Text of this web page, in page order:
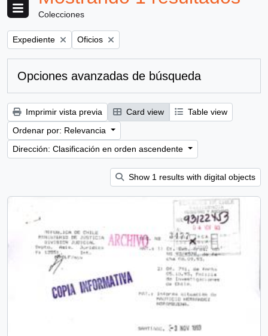
Colecciones
Remove filter:
Expediente Remove filter:
Oficios
Opciones avanzadas de búsqueda
Imprimir vista previa Card view
Table view
Ordenar por: Relevancia
Dirección: Clasificación en orden ascendente
Show 1 results with digital objects